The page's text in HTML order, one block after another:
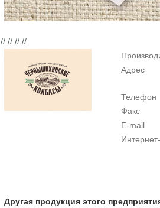
// // // //
Адрес
Телефон
Факс
E-mail
Другая продукция этого